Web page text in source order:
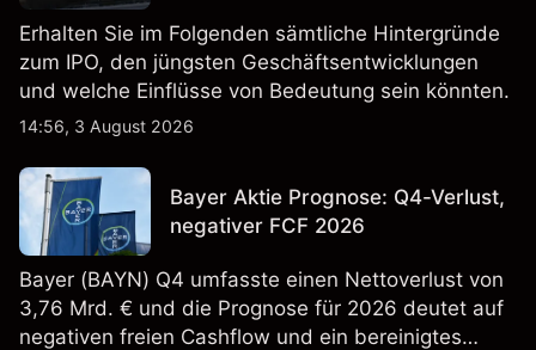
Erhalten Sie im Folgenden sämtliche Hintergründe
zum IPO, den jüngsten Geschäftsentwicklungen
und welche Einflüsse von Bedeutung sein könnten.
14:56, 3 August 2026
Bayer Aktie Prognose: Q4-Verlust,
negativer FCF 2026
Bayer (BAYN) Q4 umfasste einen Nettoverlust von
3,76 Mrd. € und die Prognose für 2026 deutet auf
negativen freien Cashflow und ein bereinigtes